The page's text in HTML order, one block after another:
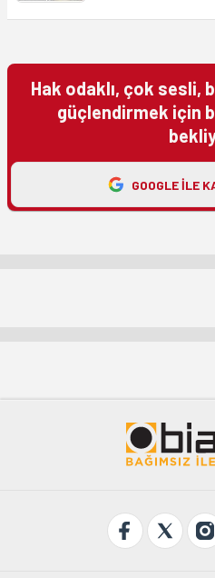
Hak odaklı, çok sesli,
güçlendirmek için
GOOGLE ILE